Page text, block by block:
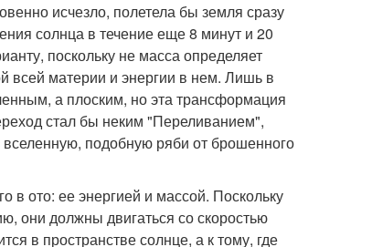
исчезло, полетела бы земля сразу
солнца в течение еще 8 минут и 20
поскольку не масса определяет
всей материи и энергии в нем. Лишь в
а плоским, но эта трансформация
стал бы неким "Переливанием",
подобную ряби от брошенного
в ото: ее энергией и массой. Поскольку
они должны двигаться со скоростью
в пространстве солнце, а к тому, где